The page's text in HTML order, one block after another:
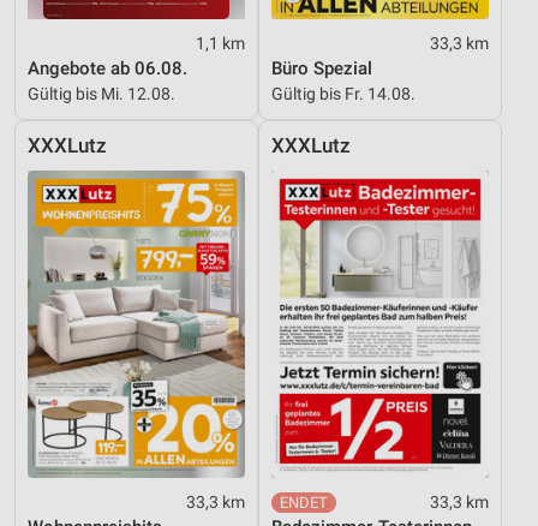
1,1 km
Angebote ab 06.08.
Gültig bis Mi. 12.08.
33,3 km
Büro Spezial
Gültig bis Fr. 14.08.
XXXLutz
33,3 km
XXXLutz
33,3 km
Verwendung reduzierter Daten zur Auswahl von
IAB-Besonderheiten:
Geräte anhand von aktiv angeforderten
Informationen identifizieren
Nicht-IAB-Verarbeitungszwecke:
Notwendig
Performance
Funktional
Werbung